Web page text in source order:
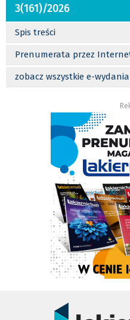
3(161)/2026
Spis treści
Prenumerata przez
zobacz wszystkie e-wydania